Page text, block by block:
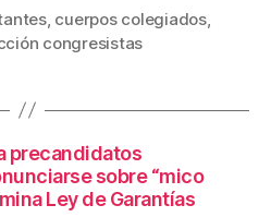
m
p
ar
tir
, cuerpos colegiados,
congresistas
precandidatos
sobre “mico
Ley de Garantías